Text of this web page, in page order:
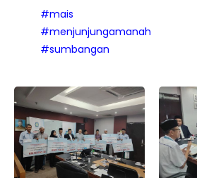
#mais
#menjunjungamanah
#sumbangan